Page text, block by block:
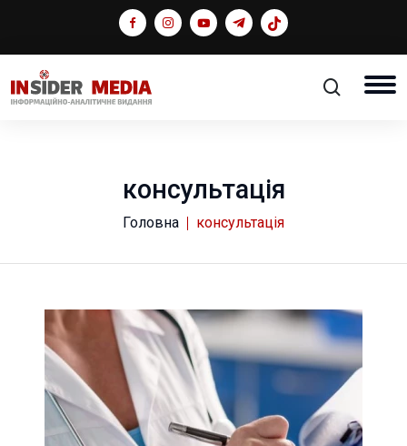
консультація
Головна консультація